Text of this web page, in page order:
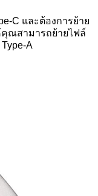
C และต้องการย้าย
ณสามารถย้ายไฟล์
A